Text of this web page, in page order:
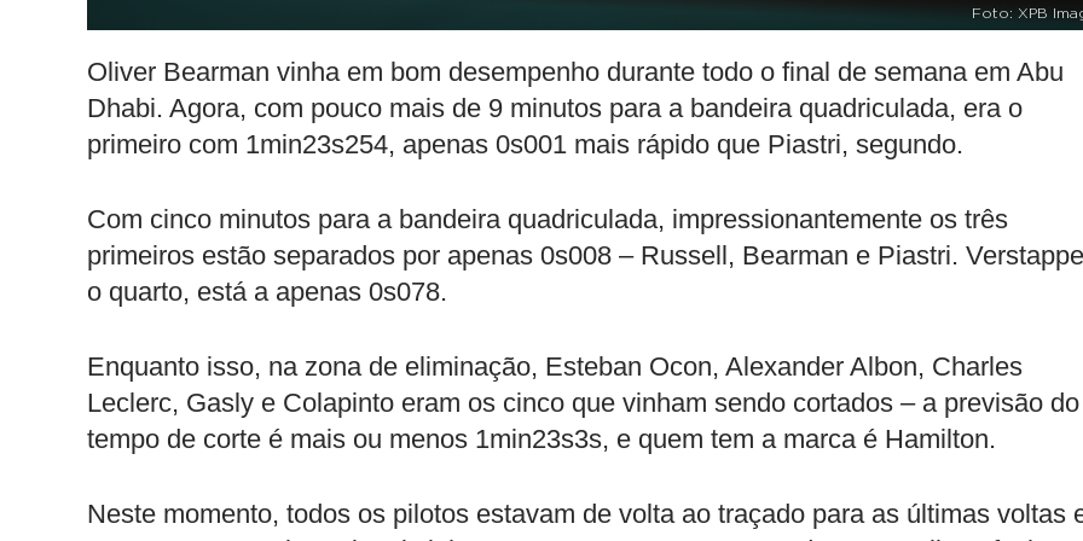
Foto: XPB
Oliver Bearman vinha em bom desempenho durante todo o final de semana em Abu
Dhabi. Agora, com pouco mais de 9 minutos para a bandeira quadriculada, era o
primeiro com 1min23s254, apenas 0s001 mais rápido que Piastri, segundo.
Com cinco minutos para a bandeira quadriculada, impressionantemente os três
primeiros estão separados por apenas 0s008 – Russell, Bearman e Piastri.
o quarto, está a apenas 0s078.
Enquanto isso, na zona de eliminação, Esteban Ocon, Alexander Albon, Charles
Leclerc, Gasly e Colapinto eram os cinco que vinham sendo cortados – a previsão do
tempo de corte é mais ou menos 1min23s3s, e quem tem a marca é Hamilton.
Neste momento, todos os pilotos estavam de volta ao traçado para as últimas voltas